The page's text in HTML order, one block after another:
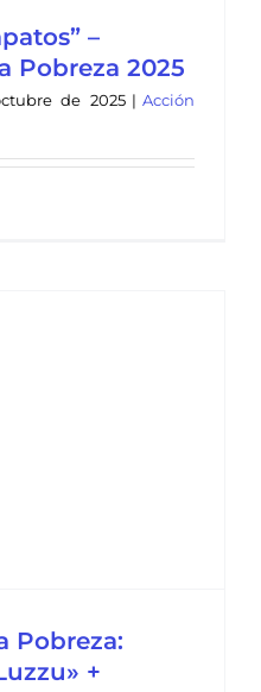
–
Pobreza 2025
de 2025 | Acción
Pobreza:
+